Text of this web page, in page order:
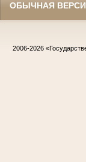
ОБЫЧНАЯ
2006-2026